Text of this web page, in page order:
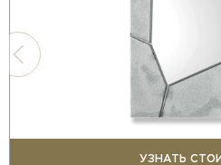
УЗНАТЬ